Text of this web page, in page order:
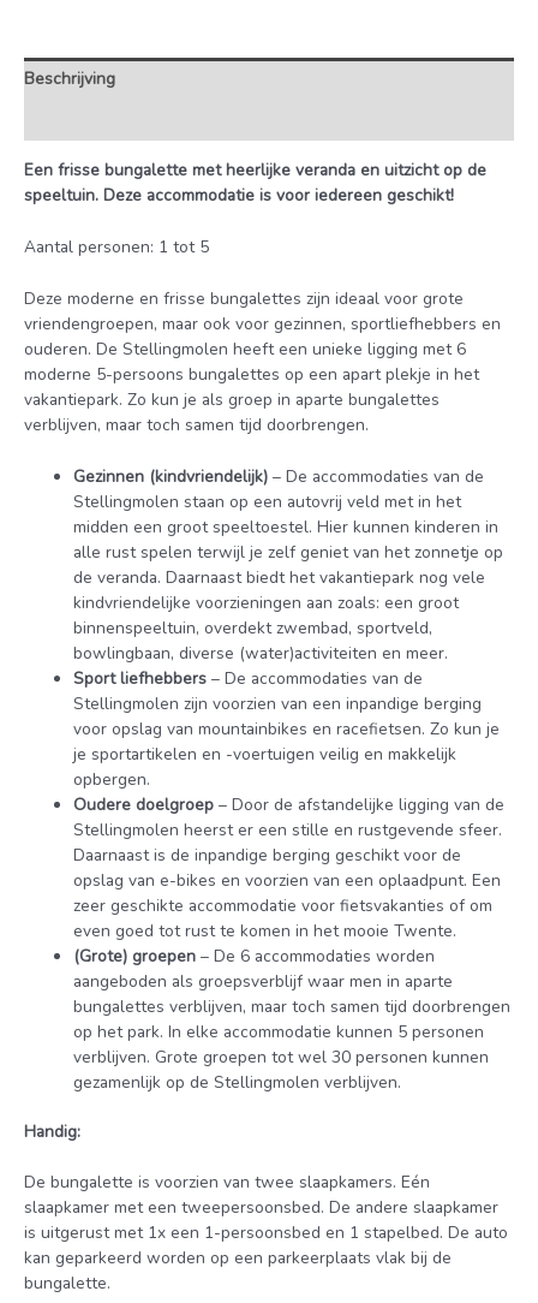
Beschrijving
Een frisse bungalette met heerlijke veranda en uitzicht op de
speeltuin. Deze accommodatie is voor iedereen geschikt!
Aantal personen: 1 tot 5
Deze moderne en frisse bungalettes zijn ideaal voor grote
vriendengroepen, maar ook voor gezinnen, sportliefhebbers en
ouderen. De Stellingmolen heeft een unieke ligging met 6
moderne 5-persoons bungalettes op een apart plekje in het
vakantiepark. Zo kun je als groep in aparte bungalettes
verblijven, maar toch samen tijd doorbrengen.
Gezinnen (kindvriendelijk) – De accommodaties van de
Stellingmolen staan op een autovrij veld met in het
midden een groot speeltoestel. Hier kunnen kinderen in
alle rust spelen terwijl je zelf geniet van het zonnetje op
de veranda. Daarnaast biedt het vakantiepark nog vele
kindvriendelijke voorzieningen aan zoals: een groot
binnenspeeltuin, overdekt zwembad, sportveld,
bowlingbaan, diverse (water)activiteiten en meer.
Sport liefhebbers – De accommodaties van de
Stellingmolen zijn voorzien van een inpandige berging
voor opslag van mountainbikes en racefietsen. Zo kun je
je sportartikelen en -voertuigen veilig en makkelijk
opbergen.
Oudere doelgroep – Door de afstandelijke ligging van de
Stellingmolen heerst er een stille en rustgevende sfeer.
Daarnaast is de inpandige berging geschikt voor de
opslag van e-bikes en voorzien van een oplaadpunt. Een
zeer geschikte accommodatie voor fietsvakanties of om
even goed tot rust te komen in het mooie Twente.
(Grote) groepen – De 6 accommodaties worden
aangeboden als groepsverblijf waar men in aparte
bungalettes verblijven, maar toch samen tijd doorbrengen
op het park. In elke accommodatie kunnen 5 personen
verblijven. Grote groepen tot wel 30 personen kunnen
gezamenlijk op de Stellingmolen verblijven.
Handig:
De bungalette is voorzien van twee slaapkamers. Eén
slaapkamer met een tweepersoonsbed. De andere slaapkamer
is uitgerust met 1x een 1-persoonsbed en 1 stapelbed. De auto
kan geparkeerd worden op een parkeerplaats vlak bij de
bungalette.